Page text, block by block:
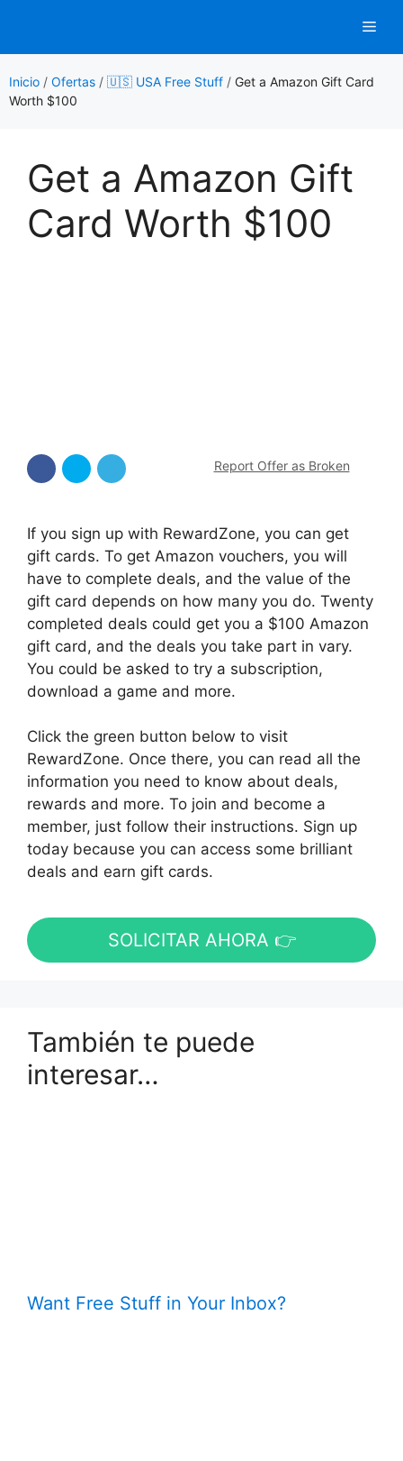
contenido
Inicio / Ofertas / 🇺🇸 USA Free Stuff / Get a Amazon Gift Card
Worth $100
Get a Amazon Gift
Card Worth $100
Report Offer as Broken
If you sign up with RewardZone, you can get
gift cards. To get Amazon vouchers, you will
have to complete deals, and the value of the
gift card depends on how many you do. Twenty
completed deals could get you a $100 Amazon
gift card, and the deals you take part in vary.
You could be asked to try a subscription,
download a game and more.
Click the green button below to visit
RewardZone. Once there, you can read all the
information you need to know about deals,
rewards and more. To join and become a
member, just follow their instructions. Sign up
today because you can access some brilliant
deals and earn gift cards.
SOLICITAR AHORA 👉
También te puede
interesar…
Want Free Stuff in Your Inbox?